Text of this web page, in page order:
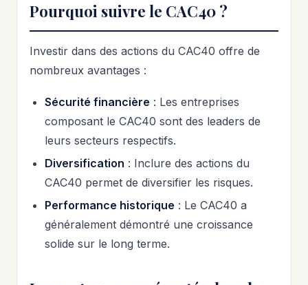
Pourquoi suivre le CAC40 ?
Investir dans des actions du CAC40 offre de
nombreux avantages :
Sécurité financière : Les entreprises
composant le CAC40 sont des leaders de
leurs secteurs respectifs.
Diversification : Inclure des actions du
CAC40 permet de diversifier les risques.
Performance historique : Le CAC40 a
généralement démontré une croissance
solide sur le long terme.